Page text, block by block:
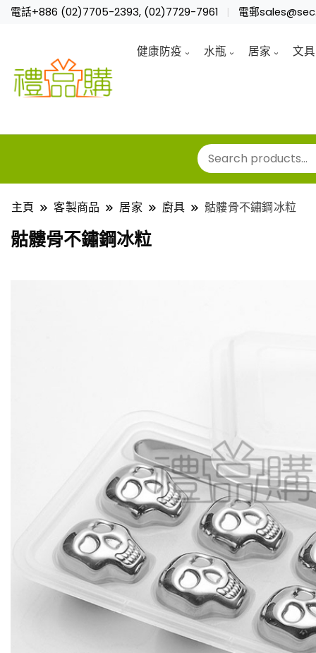
電話+886 (02)7705-2393, (02)7729-7961 電郵
健康防疫 水瓶 居家 文具
主頁 客製商品 居家 廚具 骷髏骨不鏽鋼冰粒
骷髏骨不鏽鋼冰粒